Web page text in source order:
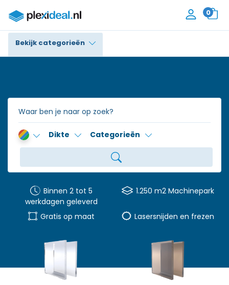
0
Bekijk categorieën
Trespa® / HPL
Alupanel / Dibond®
Accessoires
Dikte Categorieën
Binnen 2 tot 5
werkdagen geleverd
1.250 m2 Machinepark
Gratis op maat Lasersnijden en frezen